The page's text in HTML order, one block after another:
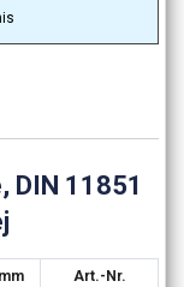
DIN 11851
Art.-Nr.